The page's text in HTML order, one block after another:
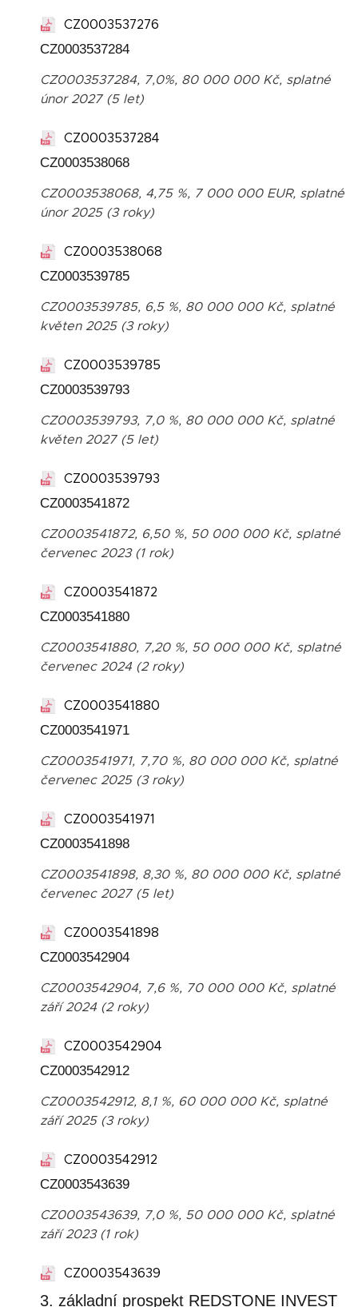
CZ0003537276
CZ0003537284
CZ0003537284, 7,0%, 80 000 000 Kč, splatné
únor 2027 (5 let)
CZ0003537284
CZ0003538068
CZ0003538068, 4,75 %, 7 000 000 EUR, splatné
únor 2025 (3 roky)
CZ0003538068
CZ0003539785
CZ0003539785, 6,5 %, 80 000 000 Kč, splatné
květen 2025 (3 roky)
CZ0003539785
CZ0003539793
CZ0003539793, 7,0 %, 80 000 000 Kč, splatné
květen 2027 (5 let)
CZ0003539793
CZ0003541872
CZ0003541872, 6,50 %, 50 000 000 Kč, splatné
červenec 2023 (1 rok)
CZ0003541872
CZ0003541880
CZ0003541880, 7,20 %, 50 000 000 Kč, splatné
červenec 2024 (2 roky)
CZ0003541880
CZ0003541971
CZ0003541971, 7,70 %, 80 000 000 Kč, splatné
červenec 2025 (3 roky)
CZ0003541971
CZ0003541898
CZ0003541898, 8,30 %, 80 000 000 Kč, splatné
červenec 2027 (5 let)
CZ0003541898
CZ0003542904
CZ0003542904, 7,6 %, 70 000 000 Kč, splatné
září 2024 (2 roky)
CZ0003542904
CZ0003542912
CZ0003542912, 8,1 %, 60 000 000 Kč, splatné
září 2025 (3 roky)
CZ0003542912
CZ0003543639
CZ0003543639, 7,0 %, 50 000 000 Kč, splatné
září 2023 (1 rok)
CZ0003543639
3. základní prospekt REDSTONE INVEST